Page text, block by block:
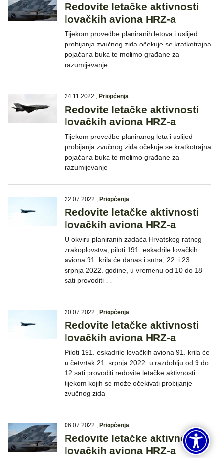
Redovite letačke aktivnosti
lovačkih aviona HRZ-a
Tijekom provedbe planiranih letova i uslijed
probijanja zvučnog zida očekuje se kratkotrajna
pojačana buka te molimo građane za
razumijevanje
24.11.2022., Priopćenja
Redovite letačke aktivnosti
lovačkih aviona HRZ-a
Tijekom provedbe planiranog leta i uslijed
probijanja zvučnog zida očekuje se kratkotrajna
pojačana buka te molimo građane za
razumijevanje
22.07.2022., Priopćenja
Redovite letačke aktivnosti
lovačkih aviona HRZ-a
U okviru planiranih zadaća Hrvatskog ratnog
zrakoplovstva, piloti 191. eskadrile lovačkih
aviona 91. krila će danas i sutra, 22. i 23.
srpnja 2022. godine, u vremenu od 10 do 18
sati provoditi …
20.07.2022., Priopćenja
Redovite letačke aktivnosti
lovačkih aviona HRZ-a
Piloti 191. eskadrile lovačkih aviona 91. krila će
u četvrtak 21. srpnja 2022. u razdoblju od 9 do
12 sati provoditi redovite letačke aktivnosti
tijekom kojih se može očekivati probijanje
zvučnog zida
06.07.2022., Priopćenja
Redovite letačke aktivnosti
lovačkih aviona HRZ-a